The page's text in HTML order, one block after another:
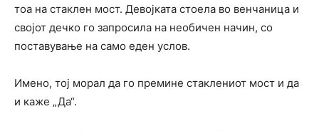
тоа на стаклен мост. Девојката стоела во венчаница и
својот дечко го запросила на необичен начин, со
поставување на само еден услов.
Имено, тој морал да го премине стаклениот мост и да
и каже „Да“.